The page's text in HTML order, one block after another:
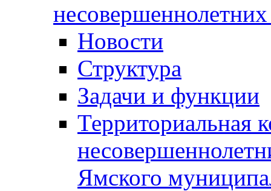
Новости
Структура
Задачи и функции
Территориальная
Ямского